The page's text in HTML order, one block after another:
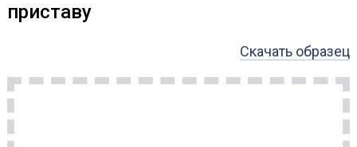
приставу
Скачать образец